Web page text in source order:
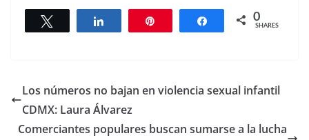
Share 0
SHARES
Los números no bajan en violencia sexual infantil
CDMX: Laura Álvarez
Comerciantes populares buscan sumarse a la lucha